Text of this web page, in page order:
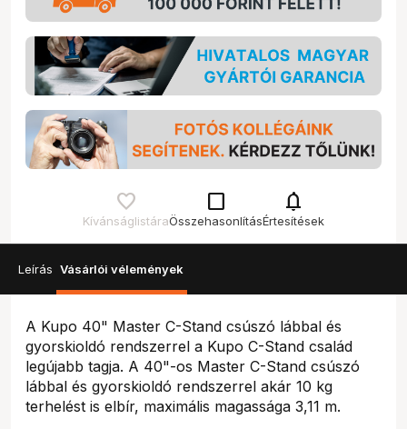
Kívánságlistára
check_box_outline_blank
Összehasonlítás
notifications
Értesítések
Leírás Vásárlói vélemények
A Kupo 40" Master C-Stand csúszó lábbal és
gyorskioldó rendszerrel a Kupo C-Stand család
legújabb tagja. A 40"-os Master C-Stand csúszó
lábbal és gyorskioldó rendszerrel akár 10 kg
terhelést is elbír, maximális magassága 3,11 m.